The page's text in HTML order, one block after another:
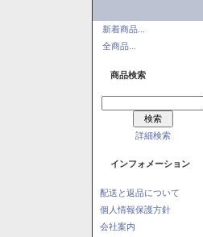
新着商品...
全商品...
商品検索
詳細検索
インフォメーション
配送と返品について
個人情報保護方針
会社案内